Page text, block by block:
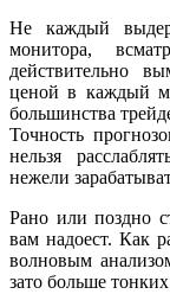
Не каждый
монитора,
действительно
ценой в каждый
большинства
Точность
нельзя
нежели
Рано или поздно
вам надоест. Как
волновым
зато больше